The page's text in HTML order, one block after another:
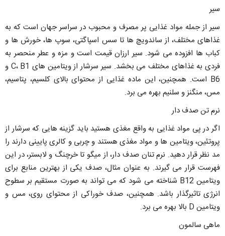
سیر
سیر از جمله مواد غذایی پر مصرف و محبوب در سراسر جهان است که به
غذاهای مختلف، از ساندویچ ها تا سس اسپاگتی، سوپ ها، خورش ها و
کباب ها افزوده می شود. سیر ارزان قیمت است و مزه و عطر منحصر به
فردی به غذاهای مختلف می بخشد. سیر سرشار از ویتامین های C، B1 و
B6 است. همچنین، این ماده غذایی از محتوای بالای کلسیم، پتاسیم،
مس، منگنز و سلنیم بهره می برد.
نرم تن صدف دار
اگر در پی مواد غذایی به واقع مغذی هستید باید گزینه هایی که سرشار از
پروتئین، ویتامین ها و مواد مغذی هستند و چربی و کالری پایینی دارند را
مد نظر قرار دهید. نرم تنان صدف دار، از میگو تا خرچنگ و لابستر، در این
فهرست قرار می گیرند. به عنوان مثال، صدف یکی از بهترین منابع برای
ویتامین B12 شناخته می شود که می تواند به صورت مستقیم بر سطوح
انرژی تاثیرگذار باشد. همچنین، صدف خوراکی از محتوای روی، مس و
ویتامین D بالا بهره می برد.
ماهی سالمون